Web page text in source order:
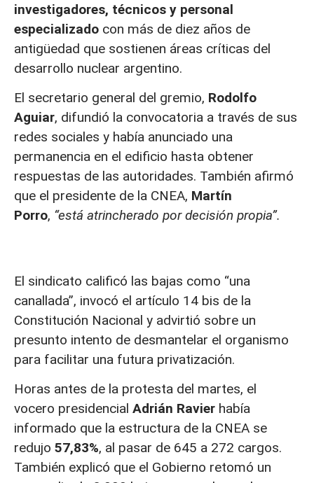
investigadores, técnicos y personal
especializado con más de diez años de
antigüedad que sostienen áreas críticas del
desarrollo nuclear argentino.
El secretario general del gremio, Rodolfo
Aguiar, difundió la convocatoria a través de sus
redes sociales y había anunciado una
permanencia en el edificio hasta obtener
respuestas de las autoridades. También afirmó
que el presidente de la CNEA, Martín
Porro, “está atrincherado por decisión propia”.
El sindicato calificó las bajas como “una
canallada”, invocó el artículo 14 bis de la
Constitución Nacional y advirtió sobre un
presunto intento de desmantelar el organismo
para facilitar una futura privatización.
Horas antes de la protesta del martes, el
vocero presidencial Adrián Ravier había
informado que la estructura de la CNEA se
redujo 57,83%, al pasar de 645 a 272 cargos.
También explicó que el Gobierno retomó un